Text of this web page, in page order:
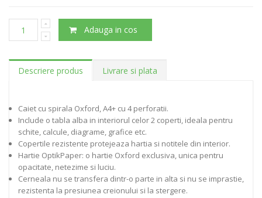
Adauga in cos
Descriere produs Livrare si plata
Caiet cu spirala Oxford, A4+ cu 4 perforatii.
Include o tabla alba in interiorul celor 2 coperti, ideala pentru
schite, calcule, diagrame, grafice etc.
Copertile rezistente protejeaza hartia si notitele din interior.
Hartie OptikPaper: o hartie Oxford exclusiva, unica pentru
opacitate, netezime si luciu.
Cerneala nu se transfera dintr-o parte in alta si nu se imprastie,
rezistenta la presiunea creionului si la stergere.